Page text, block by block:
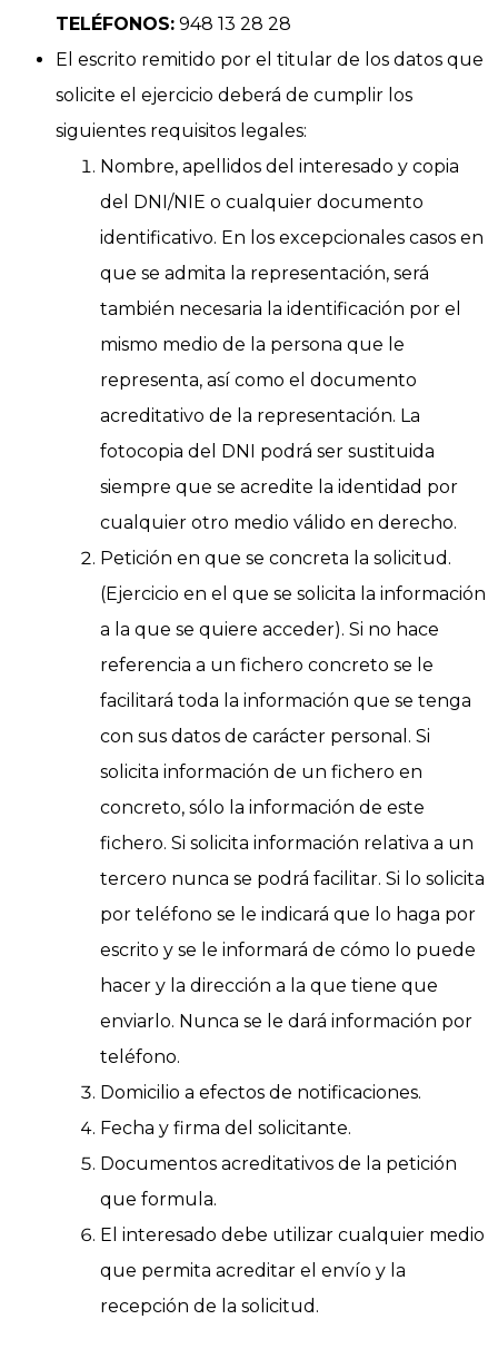
TELÉFONOS: 948 13 28 28
El escrito remitido por el titular de los datos que
solicite el ejercicio deberá de cumplir los
siguientes requisitos legales:
Nombre, apellidos del interesado y copia
del DNI/NIE o cualquier documento
identificativo. En los excepcionales casos en
que se admita la representación, será
también necesaria la identificación por el
mismo medio de la persona que le
representa, así como el documento
acreditativo de la representación. La
fotocopia del DNI podrá ser sustituida
siempre que se acredite la identidad por
cualquier otro medio válido en derecho.
Petición en que se concreta la solicitud.
(Ejercicio en el que se solicita la información
a la que se quiere acceder). Si no hace
referencia a un fichero concreto se le
facilitará toda la información que se tenga
con sus datos de carácter personal. Si
solicita información de un fichero en
concreto, sólo la información de este
fichero. Si solicita información relativa a un
tercero nunca se podrá facilitar. Si lo solicita
por teléfono se le indicará que lo haga por
escrito y se le informará de cómo lo puede
hacer y la dirección a la que tiene que
enviarlo. Nunca se le dará información por
teléfono.
Domicilio a efectos de notificaciones.
Fecha y firma del solicitante.
Documentos acreditativos de la petición
que formula.
El interesado debe utilizar cualquier medio
que permita acreditar el envío y la
recepción de la solicitud.